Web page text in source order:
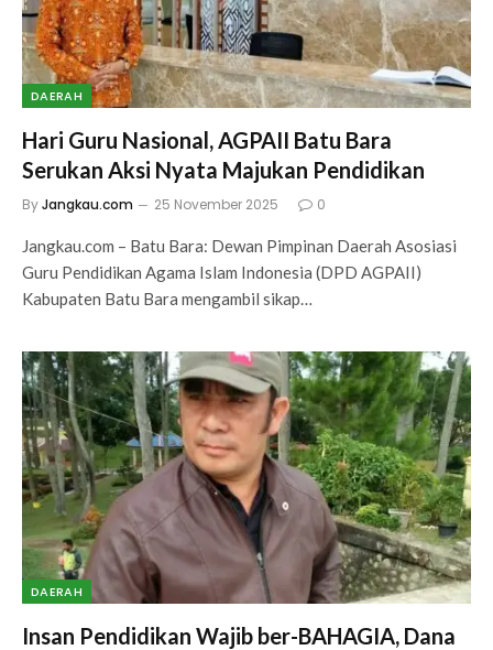
DAERAH
Hari Guru Nasional, AGPAII Batu Bara
Serukan Aksi Nyata Majukan Pendidikan
ByJangkau.com 25 November 2025 0
Jangkau.com – Batu Bara: Dewan Pimpinan Daerah Asosiasi
Guru Pendidikan Agama Islam Indonesia (DPD AGPAII)
Kabupaten Batu Bara mengambil sikap…
DAERAH
Insan Pendidikan Wajib ber-BAHAGIA, Dana